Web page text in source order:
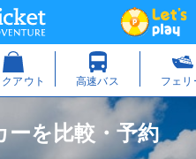
ーを比較・予約